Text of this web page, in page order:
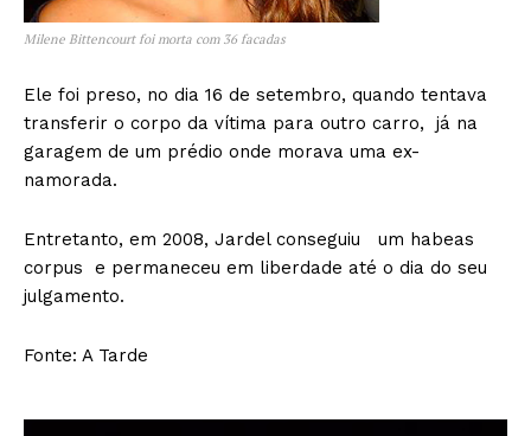
Milene Bittencourt foi morta com 36 facadas
Ele foi preso, no dia 16 de setembro, quando tentava
transferir o corpo da vítima para outro carro, já na
garagem de um prédio onde morava uma ex-
namorada.
Entretanto, em 2008, Jardel conseguiu um habeas
corpus e permaneceu em liberdade até o dia do seu
julgamento.
Fonte: A Tarde